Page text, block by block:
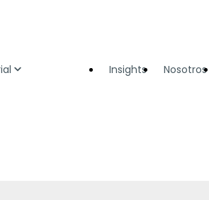
Insights Nosotros